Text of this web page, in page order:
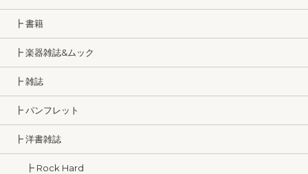
┣ 書籍
┣ 楽器雑誌&ムック
┣ 雑誌
┣ パンフレット
┣ 洋書雑誌
┣ Rock Hard